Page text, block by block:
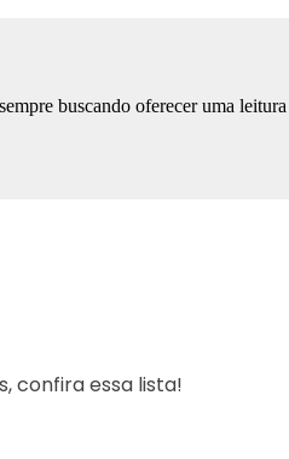
buscando oferecer uma
confira essa lista!